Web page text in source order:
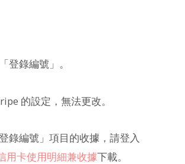
登錄編號」。
的設定，無法更改。
錄編號」項目的收據，請登入
用卡使用明細兼收據下載。